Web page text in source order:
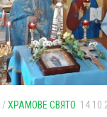
/ХРАМОВЕ СВЯТО